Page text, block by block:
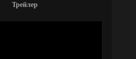
Трейлер